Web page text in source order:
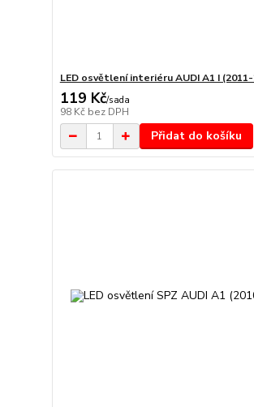
LED osvětlení interiéru AUDI A1 I
119 Kč/sada
98 Kč bez DPH
Přidat do košíku